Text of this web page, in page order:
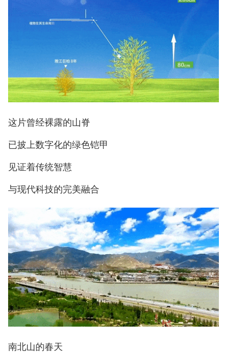
这片曾经裸露的山脊
已披上数字化的绿色铠甲
见证着传统智慧
与现代科技的完美融合
南北山的春天